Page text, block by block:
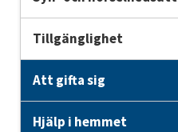
Tillgänglighet
Att gifta sig
Hjälp i hemmet